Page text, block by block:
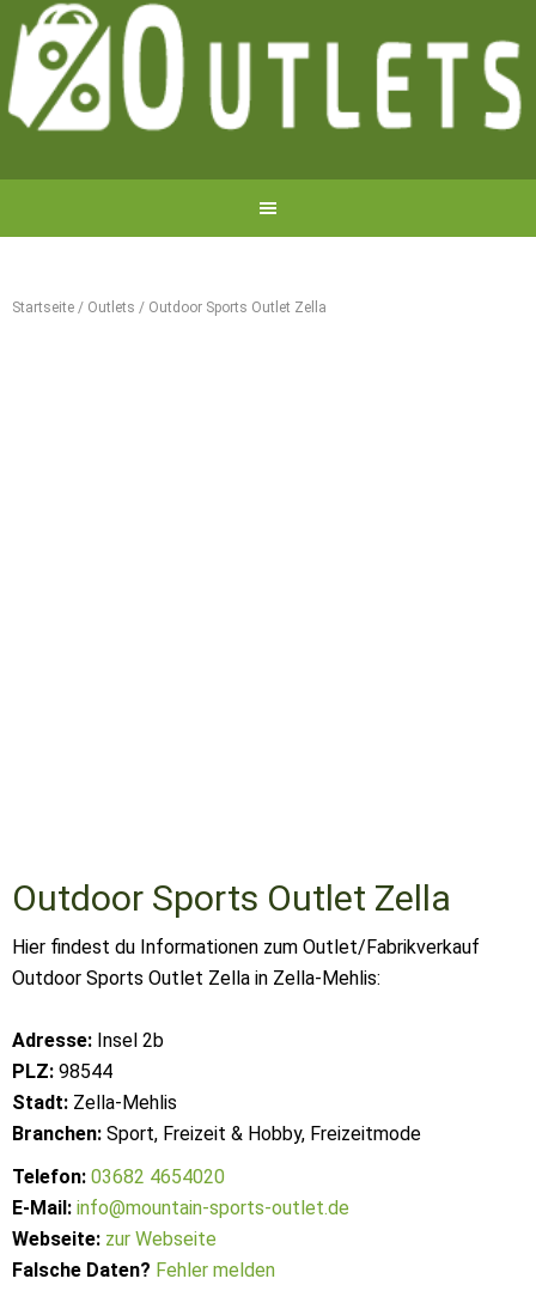
Startseite / Outlets / Outdoor Sports Outlet Zella
Outdoor Sports Outlet Zella
Hier findest du Informationen zum Outlet/Fabrikverkauf
Outdoor Sports Outlet Zella in Zella-Mehlis:
Adresse: Insel 2b
PLZ: 98544
Stadt: Zella-Mehlis
Branchen: Sport, Freizeit & Hobby, Freizeitmode
Telefon: 03682 4654020
E-Mail: info@mountain-sports-outlet.de
Webseite: zur Webseite
Falsche Daten? Fehler melden